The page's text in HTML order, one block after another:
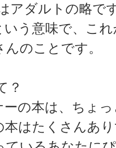
アダルトの略で
いう意味で、こ
のことです。
？
ーの本は、ちょ
本はたくさんあ